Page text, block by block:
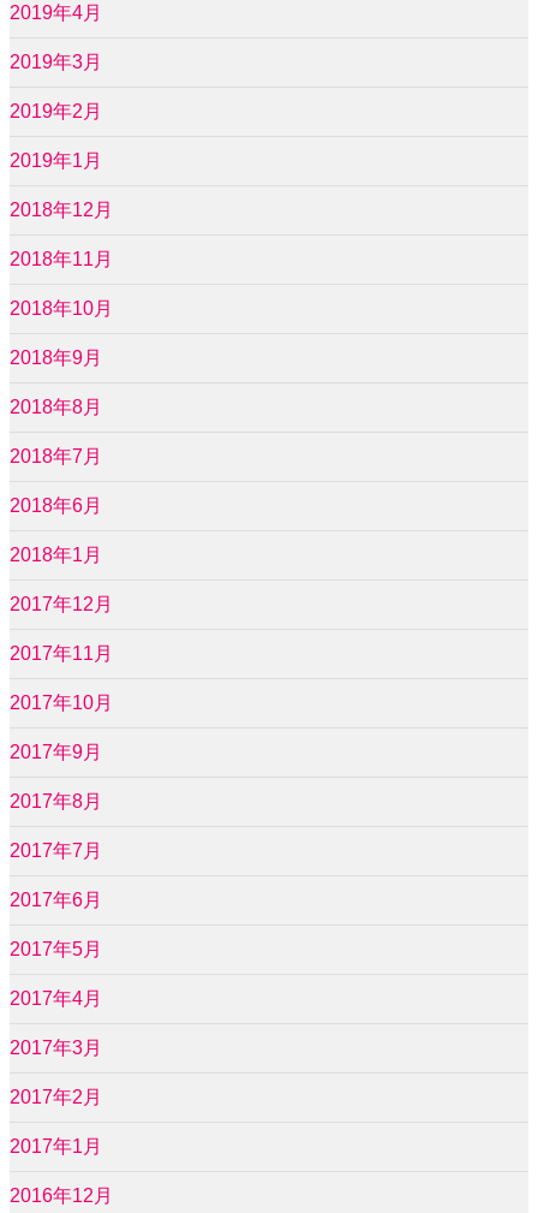
2019年4月
2019年3月
2019年2月
2019年1月
2018年12月
2018年11月
2018年10月
2018年9月
2018年8月
2018年7月
2018年6月
2018年1月
2017年12月
2017年11月
2017年10月
2017年9月
2017年8月
2017年7月
2017年6月
2017年5月
2017年4月
2017年3月
2017年2月
2017年1月
2016年12月